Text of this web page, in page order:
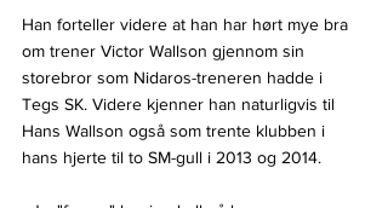
Han forteller videre at han har hørt mye bra
om trener Victor Wallson gjennom sin
storebror som Nidaros-treneren hadde i
Tegs SK. Videre kjenner han naturligvis til
Hans Wallson også som trente klubben i
hans hjerte til to SM-gull i 2013 og 2014.